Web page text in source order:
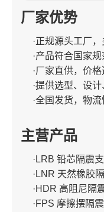
厂家优势
·正规源头工厂
·产品符合国家
·厂家直供，价
·提供选型、设
·全国发货，物
主营产品
·LRB 铅芯隔震
·LNR 天然橡胶
·HDR 高阻尼隔
·FPS 摩擦摆隔